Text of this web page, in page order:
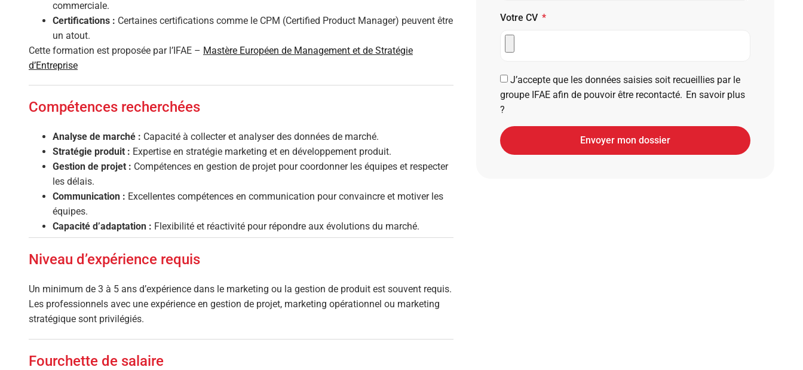
commerciale.
Certifications : Certaines certifications comme le CPM (Certified Product Manager) peuvent être
un atout.
Cette formation est proposée par l’IFAE – Mastère Européen de Management et de Stratégie
d’Entreprise
Compétences recherchées
Analyse de marché : Capacité à collecter et analyser des données de marché.
Stratégie produit : Expertise en stratégie marketing et en développement produit.
Gestion de projet : Compétences en gestion de projet pour coordonner les équipes et respecter
les délais.
Communication : Excellentes compétences en communication pour convaincre et motiver les
équipes.
Capacité d’adaptation : Flexibilité et réactivité pour répondre aux évolutions du marché.
Niveau d’expérience requis
Un minimum de 3 à 5 ans d’expérience dans le marketing ou la gestion de produit est souvent requis.
Les professionnels avec une expérience en gestion de projet, marketing opérationnel ou marketing
stratégique sont privilégiés.
Fourchette de salaire
Votre CV
J’accepte que les données saisies soit recueillies par le
groupe IFAE afin de pouvoir être recontacté. En savoir plus
?
Envoyer mon dossier